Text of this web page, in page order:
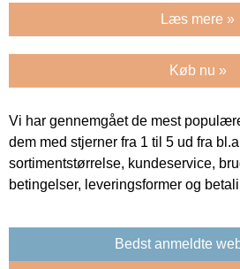
Læs mere »
Køb nu »
Vi har gennemgået de mest
dem med stjerner fra 1 til 5 ud fra
sortimentstørrelse, kundeservice,
betingelser, leveringsformer og
Bedst anmeldte